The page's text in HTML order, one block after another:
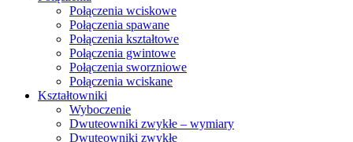
Połączenia wciskowe
Połączenia spawane
Połączenia kształtowe
Połączenia gwintowe
Połączenia sworzniowe
Połączenia wciskane
Kształtowniki
Wyboczenie
Dwuteowniki zwykłe – wymiary
Dwuteowniki zwykłe